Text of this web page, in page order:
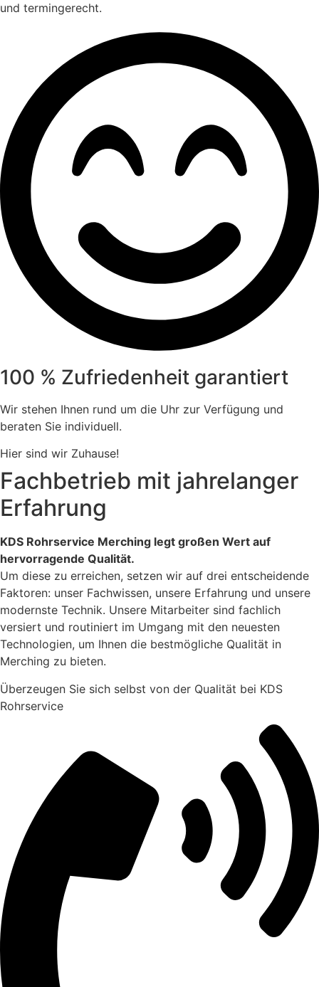
und termingerecht.
100 % Zufriedenheit garantiert
Wir stehen Ihnen rund um die Uhr zur Verfügung und
beraten Sie individuell.
Hier sind wir Zuhause!
Fachbetrieb mit jahrelanger
Erfahrung
KDS Rohrservice Merching legt großen Wert auf
hervorragende Qualität.
Um diese zu erreichen, setzen wir auf drei entscheidende
Faktoren: unser Fachwissen, unsere Erfahrung und unsere
modernste Technik. Unsere Mitarbeiter sind fachlich
versiert und routiniert im Umgang mit den neuesten
Technologien, um Ihnen die bestmögliche Qualität in
Merching zu bieten.
Überzeugen Sie sich selbst von der Qualität bei KDS
Rohrservice